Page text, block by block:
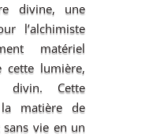
divine, une
l’alchimiste
matériel
cette lumière,
Cette
la matière de
sans vie en un